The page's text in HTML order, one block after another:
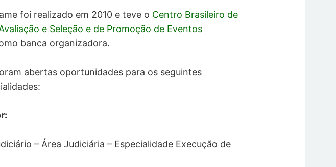
foi realizado em 2010 e teve o Centro Brasileiro de
e Seleção e de Promoção de Eventos
banca organizadora.
abertas oportunidades para os seguintes
– Área Judiciária – Especialidade Execução de